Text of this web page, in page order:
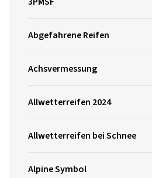
Abgefahrene Reifen
Achsvermessung
Allwetterreifen 2024
Allwetterreifen bei Schnee
Alpine Symbol